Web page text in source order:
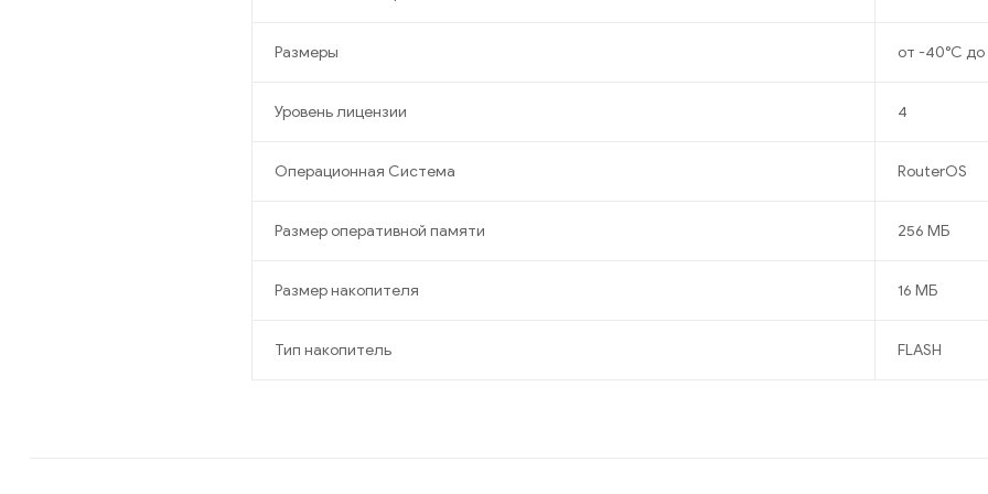
Размеры от -40°C до
Уровень лицензии 4
Операционная Система RouterOS
Размер оперативной памяти 256 МБ
Размер накопителя 16 МБ
Тип накопитель FLASH